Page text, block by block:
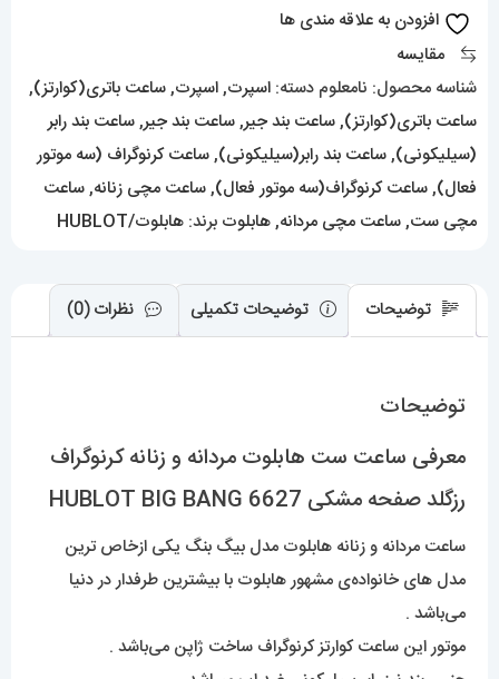
کرنوگراف
رزگلد
صفحه
مشکی
6627
HUBLOT
BIG
عدد
افزودن به علاقه مندی ها
مقایسه
شناسه محصول: نامعلوم دسته: اسپرت,اسپرت,ساعت باتری(کوارتز),
ساعت باتری(کوارتز),ساعت بند جیر,ساعت بند جیر,ساعت بند رابر
(سیلیکونی),ساعت بند رابر(سیلیکونی),ساعت کرنوگراف (سه موتور
فعال),ساعت کرنوگراف(سه موتور فعال),ساعت مچی زنانه,ساعت
مچی ست,ساعت مچی مردانه,هابلوت برند: هابلوت/HUBLOT
توضیحات توضیحات تکمیلی نظرات (0)
توضیحات
معرفی ساعت ست هابلوت مردانه و زنانه کرنوگراف
رزگلد صفحه مشکی 6627 HUBLOT BIG BANG
ساعت مردانه و زنانه هابلوت مدل بیگ بنگ یکی ازخاص ترین
مدل های خانواده‌ی مشهور هابلوت با بیشترین طرفدار در دنیا
می‌باشد .
موتور این ساعت کوارتز کرنوگراف ساخت ژاپن می‌باشد .